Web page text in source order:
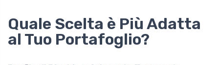
Quale Scelta è Più Adatta
al Tuo Portafoglio?